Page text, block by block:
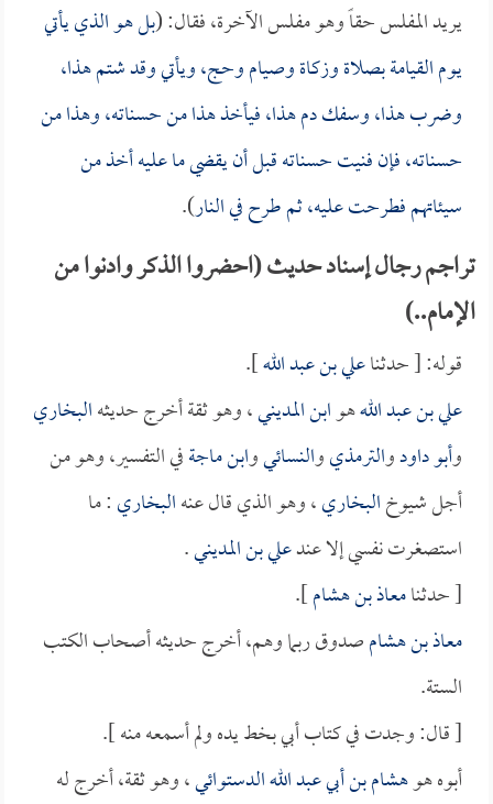
يريد المفلس حقاً وهو مفلس الآخرة، فقال: (بل هو الذي يأتي
يوم القيامة بصلاة وزكاة وصيام وحج، ويأتي وقد شتم هذا،
وضرب هذا، وسفك دم هذا، فيأخذ هذا من حسناته، وهذا من
حسناته، فإن فنيت حسناته قبل أن يقضي ما عليه أخذ من
سيئاتهم فطرحت عليه، ثم طرح في النار).
تراجم رجال إسناد حديث (احضروا الذكر وادنوا من
الإمام..)
قوله: [ حدثناعلي بن عبد الله].
علي بن عبد اللههوابن المديني، وهو ثقة أخرج حديثهالبخاري
وأبو داودوالترمذيوالنسائيوابن ماجةفي التفسير، وهو من
أجل شيوخالبخاري، وهو الذي قال عنهالبخاري: ما
استصغرت نفسي إلا عندعلي بن المديني.
[ حدثنامعاذ بن هشام].
معاذ بن هشامصدوق ربما وهم، أخرج حديثه أصحاب الكتب
الستة.
[ قال: وجدت في كتاب أبي بخط يده ولم أسمعه منه ].
أبوه هوهشام بن أبي عبد الله الدستوائي، وهو ثقة، أخرج له